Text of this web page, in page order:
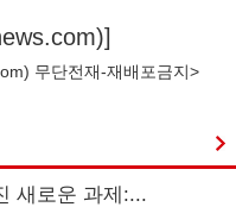
)]
) 무단전재-재배포금지>
새로운 과제:...